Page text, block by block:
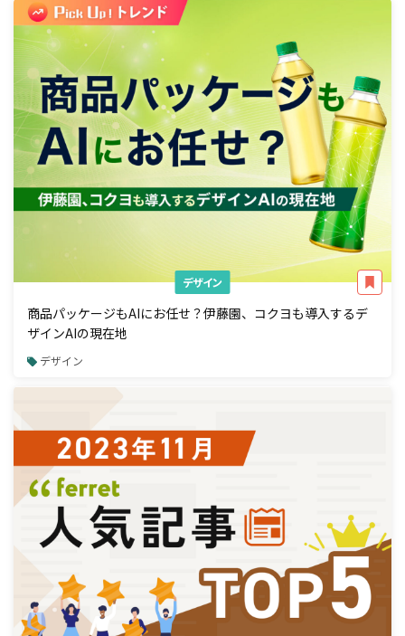
デザイン
商品パッケージもAIにお任せ？伊藤園、コクヨも導入するデ
ザインAIの現在地
デザイン